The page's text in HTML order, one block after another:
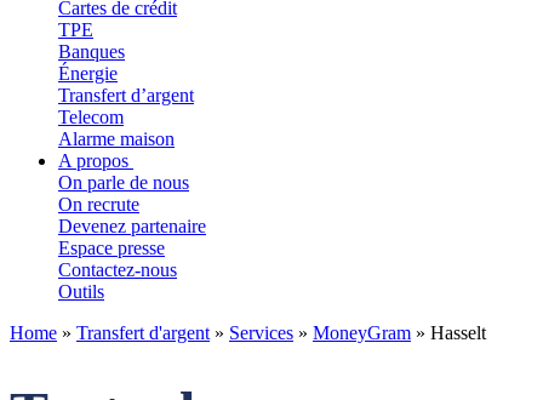
Cartes de crédit
TPE
Banques
Énergie
Transfert d’argent
Telecom
Alarme maison
A propos
On parle de nous
On recrute
Devenez partenaire
Espace presse
Contactez-nous
Outils
Home » Transfert d'argent » Services » MoneyGram » Hasselt